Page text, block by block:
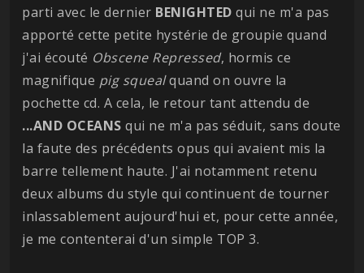
parti avec le dernier BENIGHTED qui ne m'a pas
apporté cette petite hystérie de groupie quand
j'ai écouté Obscene Repressed, hormis ce
magnifique pig squealquand on ouvre la
pochette cd. A cela, le retour tant attendu de
...AND OCEANS qui ne m'a pas séduit, sans doute
la faute des précédents opus qui avaient mis la
barre tellement haute. J'ai notamment retenu
deux albums du style qui continuent de tourner
inlassablement aujourd'hui et, pour cette année,
je me contenterai d'un simple TOP 3.